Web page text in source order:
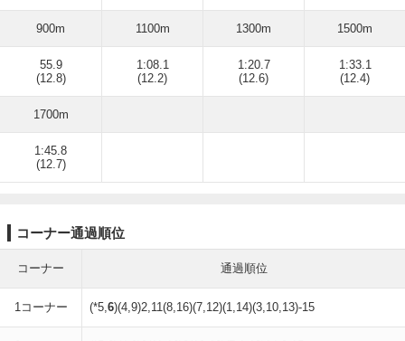
900m 1100m 1300m 1500m
55.9
(12.8)
1:08.1
(12.2)
1:20.7
(12.6)
1:33.1
(12.4)
1700m
1:45.8
(12.7)
コーナー通過順位
コーナー 通過順位
1コーナー (*5,6)(4,9)2,11(8,16)(7,12)(1,14)(3,10,13)-15